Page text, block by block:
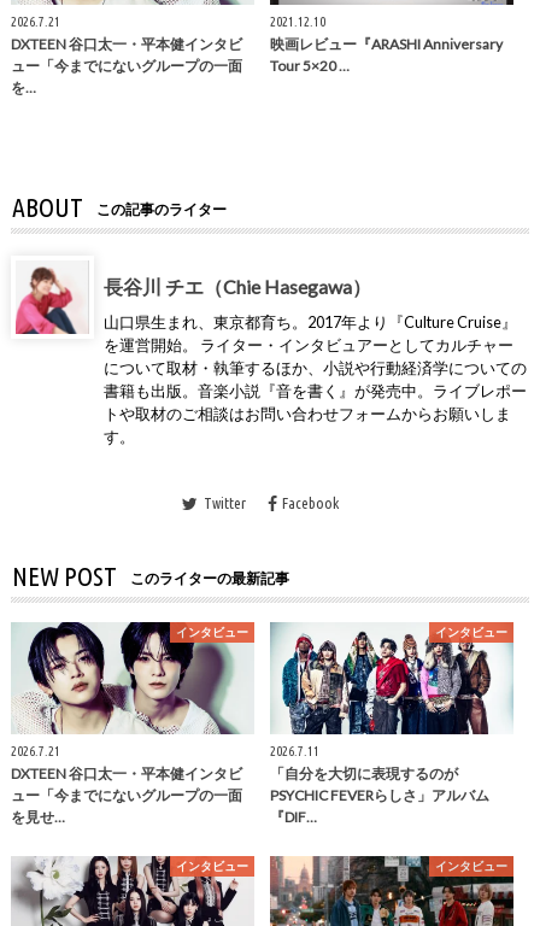
2026.7.21
DXTEEN 谷口太一・平本健インタビ
ュー「今までにないグループの一面
を…
2021.12.10
映画レビュー『ARASHI Anniversary
Tour 5×20 …
ABOUT この記事のライター
長谷川 チエ（Chie Hasegawa）
山口県生まれ、東京都育ち。2017年より『Culture Cruise』
を運営開始。 ライター・インタビュアーとしてカルチャー
について取材・執筆するほか、小説や行動経済学についての
書籍も出版。音楽小説『音を書く』が発売中。ライブレポー
トや取材のご相談はお問い合わせフォームからお願いしま
す。
Twitter Facebook
NEW POST このライターの最新記事
インタビュー
2026.7.21
DXTEEN 谷口太一・平本健インタビ
ュー「今までにないグループの一面
を見せ…
インタビュー
2026.7.11
「自分を大切に表現するのが
PSYCHIC FEVERらしさ」アルバム
『DIF…
インタビュー インタビュー